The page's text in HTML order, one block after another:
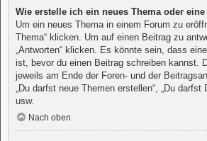
Wie erstelle ich ein neues Thema oder
Um ein neues Thema in einem Forum zu
Thema“ klicken. Um auf einen Beitrag zu
„Antworten“ klicken. Es könnte sein, dass
ist, bevor du einen Beitrag schreiben kannst.
jeweils am Ende der Foren- und der
„Du darfst neue Themen erstellen“, „Du darfst
usw.
Nach oben